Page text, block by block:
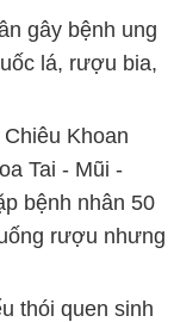
gây bệnh ung
lá, rượu bia,
Khoan
Tai - Mũi -
bệnh nhân 50
rượu nhưng
thói quen sinh